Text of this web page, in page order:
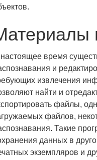
время
и
извлечения
найти и
файлы,
файлов,
Такие
данных в
экземпляров и